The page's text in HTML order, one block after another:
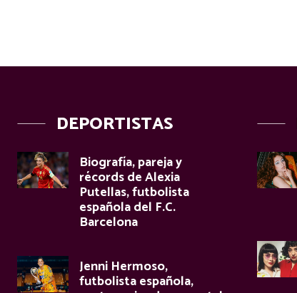
DEPORTISTAS
Biografía, pareja y
récords de Alexia
Putellas, futbolista
española del F.C.
Barcelona
Jenni Hermoso,
futbolista española,